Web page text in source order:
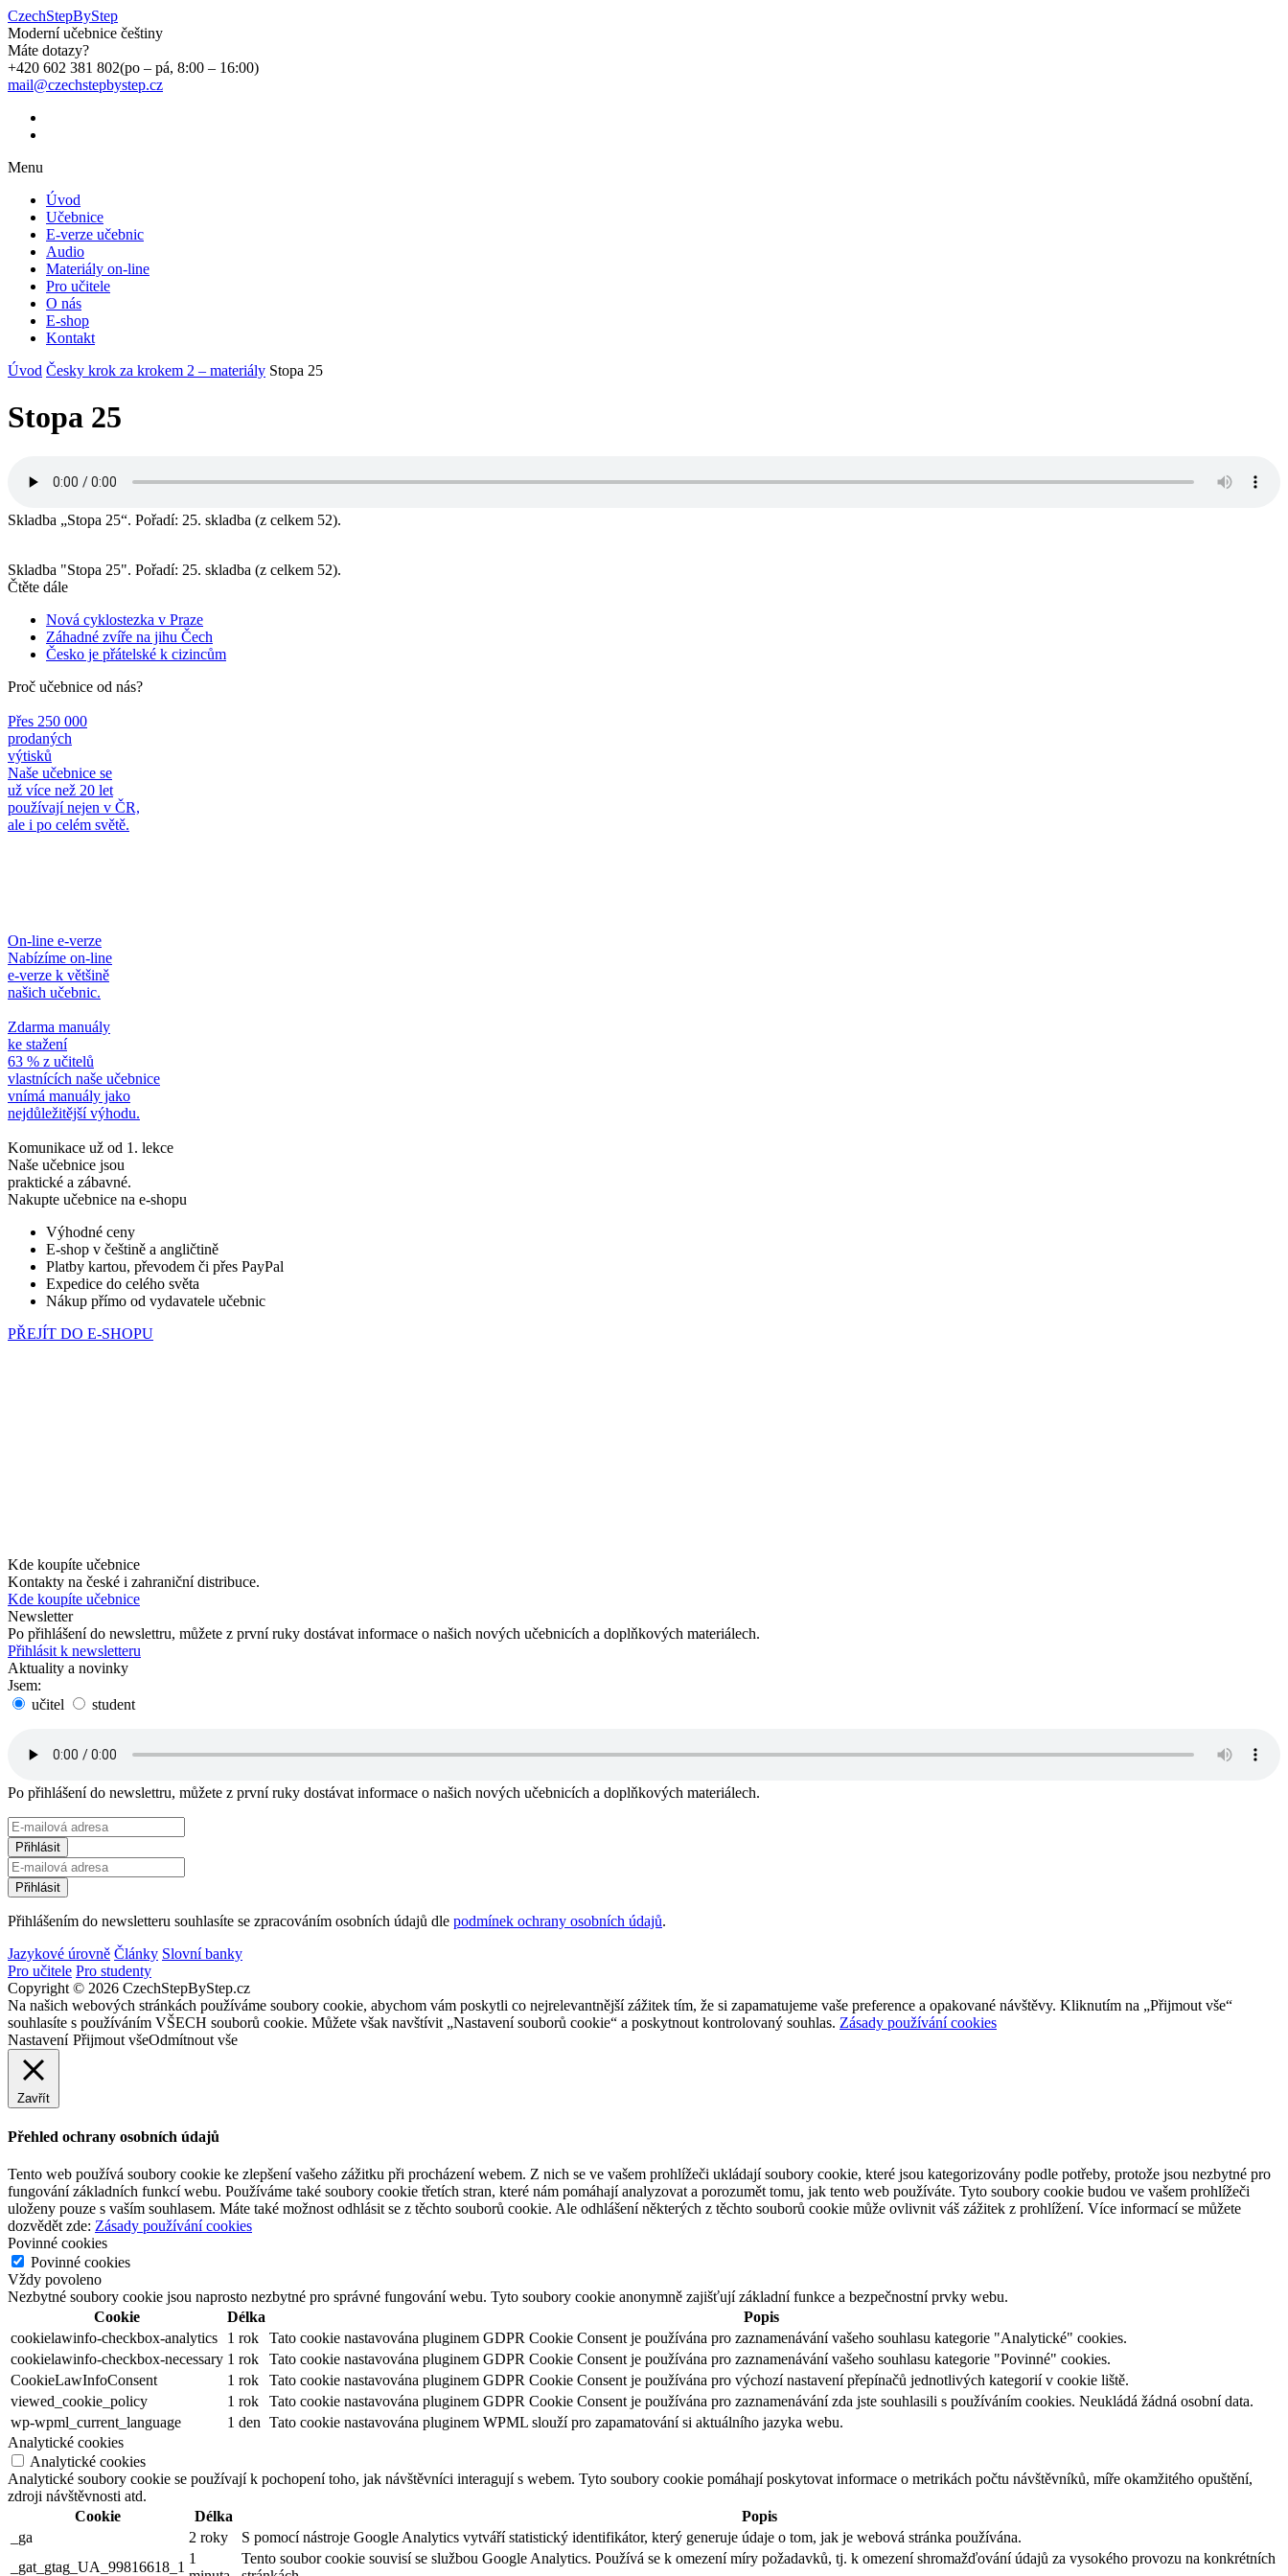
CzechStepByStep
Moderní učebnice češtiny
Máte dotazy?
+420 602 381 802(po – pá, 8:00 – 16:00)
mail@czechstepbystep.cz
Menu
Úvod
Učebnice
E-verze učebnic
Audio
Materiály on-line
Pro učitele
O nás
E-shop
Kontakt
Úvod Česky krok za krokem 2 – materiály Stopa 25
Stopa 25
Skladba „Stopa 25“. Pořadí: 25. skladba (z celkem 52).
Skladba "Stopa 25". Pořadí: 25. skladba (z celkem 52).
Čtěte dále
Nová cyklostezka v Praze
Záhadné zvíře na jihu Čech
Česko je přátelské k cizincům
Proč učebnice od nás?
Přes 250 000
prodaných
výtisků
Naše učebnice se
už více než 20 let
používají nejen v ČR,
ale i po celém světě.
On-line e-verze
Nabízíme on-line
e-verze k většině
našich učebnic.
Zdarma manuály
ke stažení
63 % z učitelů
vlastnících naše učebnice
vnímá manuály jako
nejdůležitější výhodu.
Komunikace už od 1. lekce
Naše učebnice jsou
praktické a zábavné.
Nakupte učebnice na e-shopu
Výhodné ceny
E-shop v češtině a angličtině
Platby kartou, převodem či přes PayPal
Expedice do celého světa
Nákup přímo od vydavatele učebnic
PŘEJÍT DO E-SHOPU
Kde koupíte učebnice
Kontakty na české i zahraniční distribuce.
Kde koupíte učebnice
Newsletter
Po přihlášení do newslettru, můžete z první ruky dostávat informace o našich nových učebnicích a doplňkových materiálech.
Přihlásit k newsletteru
Aktuality a novinky
Jsem:
učitel
student
Po přihlášení do newslettru, můžete z první ruky dostávat informace o našich nových učebnicích a doplňkových materiálech.
Přihlášením do newsletteru souhlasíte se zpracováním osobních údajů dle podmínek ochrany osobních údajů.
Jazykové úrovně Články Slovní banky
Pro učitele Pro studenty
Copyright © 2026 CzechStepByStep.cz
Na našich webových stránkách používáme soubory cookie, abychom vám poskytli co nejrelevantnější zážitek tím, že si zapamatujeme vaše preference a opakované návštěvy. Kliknutím na „Přijmout vše“
souhlasíte s používáním VŠECH souborů cookie. Můžete však navštívit „Nastavení souborů cookie“ a poskytnout kontrolovaný souhlas. Zásady používání cookies
Nastavení Přijmout všeOdmítnout vše
Zavřít
Přehled ochrany osobních údajů
Tento web používá soubory cookie ke zlepšení vašeho zážitku při procházení webem. Z nich se ve vašem prohlížeči ukládají soubory cookie, které jsou kategorizovány podle potřeby, protože jsou nezbytné pro
fungování základních funkcí webu. Používáme také soubory cookie třetích stran, které nám pomáhají analyzovat a porozumět tomu, jak tento web používáte. Tyto soubory cookie budou ve vašem prohlížeči
uloženy pouze s vaším souhlasem. Máte také možnost odhlásit se z těchto souborů cookie. Ale odhlášení některých z těchto souborů cookie může ovlivnit váš zážitek z prohlížení. Více informací se můžete
dozvědět zde: Zásady používání cookies
Povinné cookies
Povinné cookies
Vždy povoleno
Nezbytné soubory cookie jsou naprosto nezbytné pro správné fungování webu. Tyto soubory cookie anonymně zajišťují základní funkce a bezpečnostní prvky webu.
Cookie
Délka
Popis
cookielawinfo-checkbox-analytics
1 rok
Tato cookie nastavována pluginem GDPR Cookie Consent je používána pro zaznamenávání vašeho souhlasu kategorie "Analytické" cookies.
cookielawinfo-checkbox-necessary 1 rok
Tato cookie nastavována pluginem GDPR Cookie Consent je používána pro zaznamenávání vašeho souhlasu kategorie "Povinné" cookies.
CookieLawInfoConsent
1 rok
Tato cookie nastavována pluginem GDPR Cookie Consent je používána pro výchozí nastavení přepínačů jednotlivých kategorií v cookie liště.
viewed_cookie_policy
1 rok
Tato cookie nastavována pluginem GDPR Cookie Consent je používána pro zaznamenávání zda jste souhlasili s používáním cookies. Neukládá žádná osobní data.
wp-wpml_current_language
1 den Tato cookie nastavována pluginem WPML slouží pro zapamatování si aktuálního jazyka webu.
Analytické cookies
Analytické cookies
Analytické soubory cookie se používají k pochopení toho, jak návštěvníci interagují s webem. Tyto soubory cookie pomáhají poskytovat informace o metrikách počtu návštěvníků, míře okamžitého opuštění,
zdroji návštěvnosti atd.
Cookie
Délka
Popis
_ga
2 roky
S pomocí nástroje Google Analytics vytváří statistický identifikátor, který generuje údaje o tom, jak je webová stránka používána.
_gat_gtag_UA_99816618_1
1
Tento soubor cookie souvisí se službou Google Analytics. Používá se k omezení míry požadavků, tj. k omezení shromažďování údajů za vysokého provozu na konkrétních